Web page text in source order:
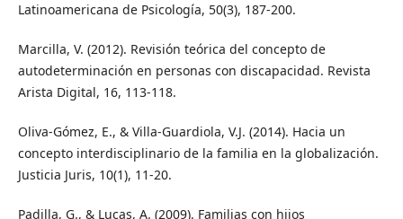
Latinoamericana de Psicología, 50(3), 187-200.
Marcilla, V. (2012). Revisión teórica del concepto de
autodeterminación en personas con discapacidad. Revista
Arista Digital, 16, 113-118.
Oliva-Gómez, E., & Villa-Guardiola, V.J. (2014). Hacia un
concepto interdisciplinario de la familia en la globalización.
Justicia Juris, 10(1), 11-20.
Padilla, G., & Lucas, A. (2009). Familias con hijos